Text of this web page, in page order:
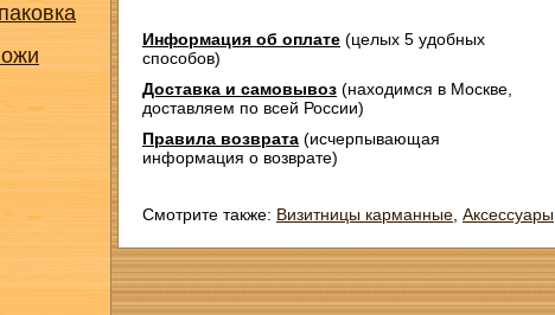
Информация об оплате (целых 5 удобных
способов)
Доставка и самовывоз (находимся в Москве,
доставляем по всей России)
Правила возврата (исчерпывающая
информация о возврате)
Смотрите также: Визитницы карманные Аксессуары